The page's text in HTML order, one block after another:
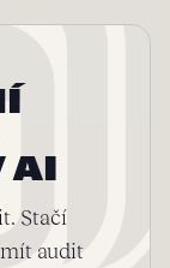
AI
Stačí
audit